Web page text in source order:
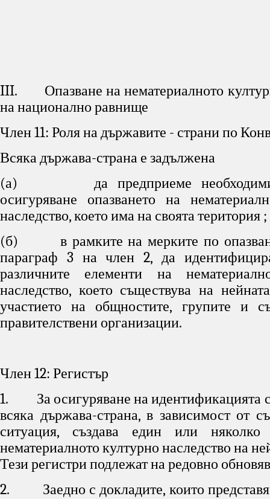
III. Опазване на нематериалното
на национално равнище
Член 11: Роля на държавите - страни по
Всяка държава-страна е задължена
(а) да предприеме
осигуряване опазването на
наследство, което има на своята територия ;
(б) в рамките на мерките по
параграф 3 на член 2, да
различните елементи на
наследство, което съществува на
участието на общностите, групите и
правителствени организации.
Член 12: Регистър
1. За осигуряване на идентификацията с
всяка държава-страна, в зависимост от
ситуация, създава един или няколко
нематериалното културно наследство на
Тези регистри подлежат на редовно
2. Заедно с докладите, които представя